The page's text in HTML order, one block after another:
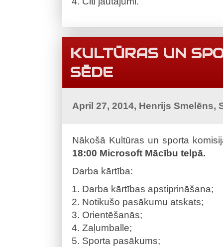
KULTŪRAS UN
SĒDE
April 27, 2014, Henrijs Smelēns,
Nākošā Kultūras un sporta
18:00 Microsoft Mācību telpā.
Darba kārtība:
Darba kārtības apstiprināšana;
Notikušo pasākumu atskats;
Orientēšanās;
Zaļumballe;
Sporta pasākums;